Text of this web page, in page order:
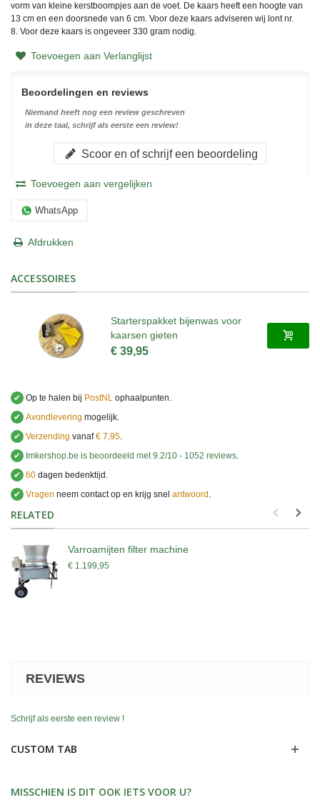
vorm van kleine kerstboompjes aan de voet. De kaars heeft een hoogte van
13 cm en een doorsnede van 6 cm. Voor deze kaars adviseren wij lont nr.
8. Voor deze kaars is ongeveer 330 gram nodig.
Toevoegen aan Verlanglijst
Beoordelingen en reviews
Niemand heeft nog een review geschreven
in deze taal, schrijf als eerste een review!
Scoor en of schrijf een beoordeling
Toevoegen aan vergelijken
WhatsApp
Afdrukken
ACCESSOIRES
Starterspakket bijenwas voor
kaarsen gieten
€ 39,95
✔ Op te halen bij PostNL ophaalpunten.
✔ Avondlevering mogelijk.
✔ Verzending vanaf€ 7,95.
✔
Imkershop.be is beoordeeld met9.2/10 - 1052 reviews.
✔ 60 dagen bedenktijd.
✔ Vragen neem contact op en krijg snel antwoord .
RELATED
Varroamijten filter machine
€ 1.199,95
REVIEWS
Schrijf als eerste een review !
CUSTOM TAB
MISSCHIEN IS DIT OOK IETS VOOR U?